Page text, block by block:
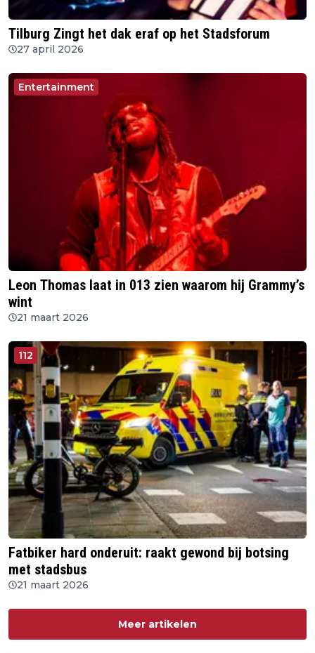
Tilburg Zingt het dak eraf op het Stadsforum
27 april 2026
Entertainment
Leon Thomas laat in 013 zien waarom hij Grammy’s
wint
21 maart 2026
112
Fatbiker hard onderuit: raakt gewond bij botsing
met stadsbus
21 maart 2026
Meer artikelen